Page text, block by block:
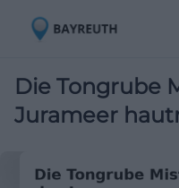
Die Tongrube
Jurameer